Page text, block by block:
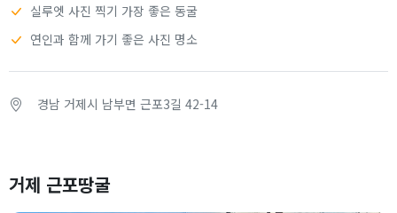
거제 근포땅굴
실루엣 사진 찍기 가장 좋은 동굴
연인과 함께 가기 좋은 사진 명소
경남 거제시 남부면 근포3길 42-14